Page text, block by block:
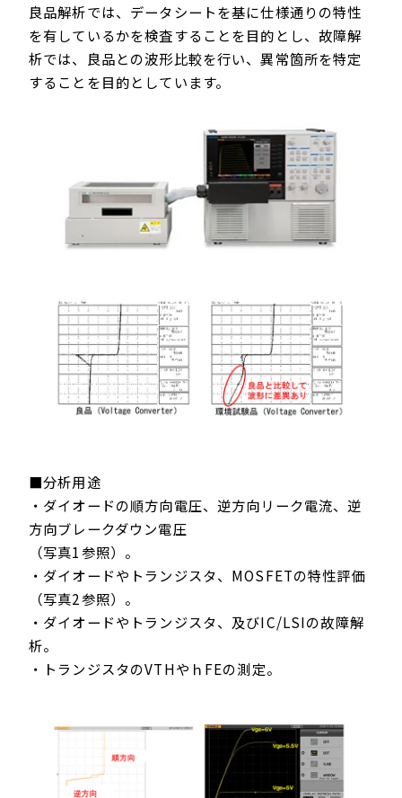
良品解析では、データシートを基に仕様通りの特性
を有しているかを検査することを目的とし、故障解
析では、良品との波形比較を行い、異常箇所を特定
することを目的としています。
■分析用途
・ダイオードの順方向電圧、逆方向リーク電流、逆
方向ブレークダウン電圧
（写真1参照）。
・ダイオードやトランジスタ、MOSFETの特性評価
（写真2参照）。
・ダイオードやトランジスタ、及びIC/LSIの故障解
析。
・トランジスタのVTHやｈFEの測定。